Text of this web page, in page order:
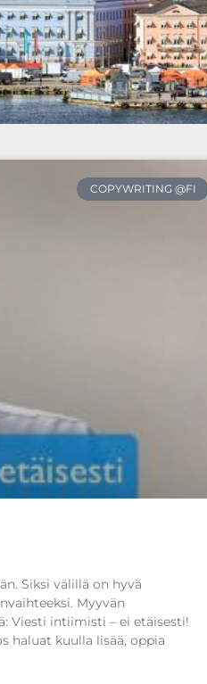
COPYWRITING @FI
Siksi välillä on hyvä
Myyvän
Viesti intiimisti – ei etäisesti!
haluat kuulla lisää, oppia